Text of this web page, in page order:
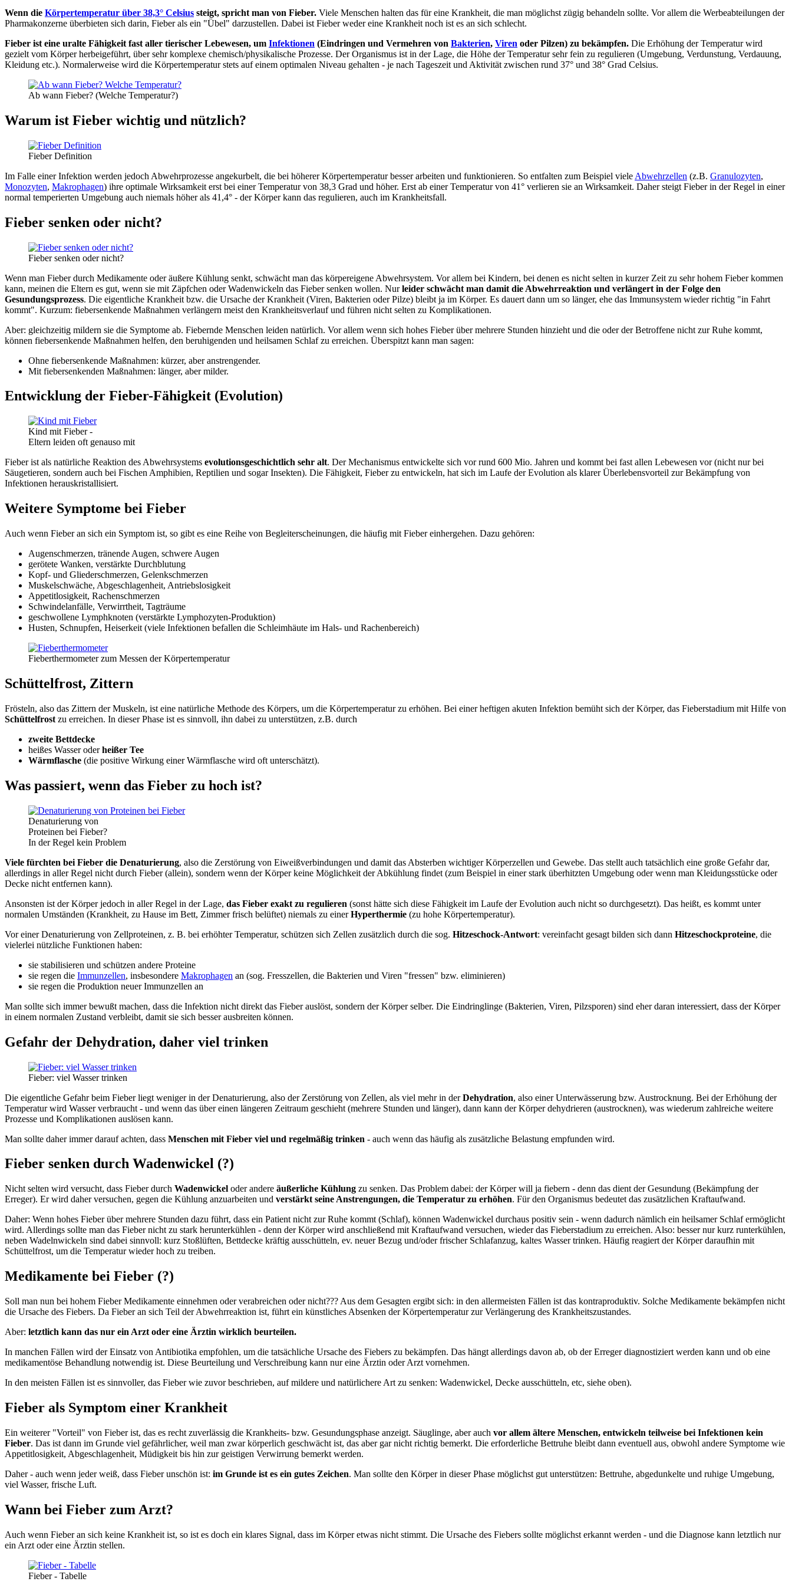
Wenn die Körpertemperatur über 38,3° Celsius steigt, spricht man von Fieber. Viele Menschen halten das für eine Krankheit, die man möglichst zügig behandeln sollte. Vor allem die Werbeabteilungen der
Pharmakonzerne überbieten sich darin, Fieber als ein "Übel" darzustellen. Dabei ist Fieber weder eine Krankheit noch ist es an sich schlecht.
Fieber ist eine uralte Fähigkeit fast aller tierischer Lebewesen, um Infektionen (Eindringen und Vermehren von Bakterien, Viren oder Pilzen) zu bekämpfen. Die Erhöhung der Temperatur wird
gezielt vom Körper herbeigeführt, über sehr komplexe chemisch/physikalische Prozesse. Der Organismus ist in der Lage, die Höhe der Temperatur sehr fein zu regulieren (Umgebung, Verdunstung, Verdauung,
Kleidung etc.). Normalerweise wird die Körpertemperatur stets auf einem optimalen Niveau gehalten - je nach Tageszeit und Aktivität zwischen rund 37° und 38° Grad Celsius.
Ab wann Fieber? (Welche Temperatur?)
Warum ist Fieber wichtig und nützlich?
Fieber Definition
Im Falle einer Infektion werden jedoch Abwehrprozesse angekurbelt, die bei höherer Körpertemperatur besser arbeiten und funktionieren. So entfalten zum Beispiel viele Abwehrzellen (z.B. Granulozyten,
Monozyten, Makrophagen) ihre optimale Wirksamkeit erst bei einer Temperatur von 38,3 Grad und höher. Erst ab einer Temperatur von 41° verlieren sie an Wirksamkeit. Daher steigt Fieber in der Regel in einer
normal temperierten Umgebung auch niemals höher als 41,4° - der Körper kann das regulieren, auch im Krankheitsfall.
Fieber senken oder nicht?
Fieber senken oder nicht?
Wenn man Fieber durch Medikamente oder äußere Kühlung senkt, schwächt man das körpereigene Abwehrsystem. Vor allem bei Kindern, bei denen es nicht selten in kurzer Zeit zu sehr hohem Fieber kommen
kann, meinen die Eltern es gut, wenn sie mit Zäpfchen oder Wadenwickeln das Fieber senken wollen. Nurleider schwächt man damit die Abwehrreaktion und verlängert in der Folge den
Gesundungsprozess. Die eigentliche Krankheit bzw. die Ursache der Krankheit (Viren, Bakterien oder Pilze) bleibt ja im Körper. Es dauert dann um so länger, ehe das Immunsystem wieder richtig "in Fahrt
kommt". Kurzum: fiebersenkende Maßnahmen verlängern meist den Krankheitsverlauf und führen nicht selten zu Komplikationen.
Aber: gleichzeitig mildern sie die Symptome ab. Fiebernde Menschen leiden natürlich. Vor allem wenn sich hohes Fieber über mehrere Stunden hinzieht und die oder der Betroffene nicht zur Ruhe kommt,
können fiebersenkende Maßnahmen helfen, den beruhigenden und heilsamen Schlaf zu erreichen. Überspitzt kann man sagen:
Ohne fiebersenkende Maßnahmen: kürzer, aber anstrengender.
Mit fiebersenkenden Maßnahmen: länger, aber milder.
Entwicklung der Fieber-Fähigkeit (Evolution)
Kind mit Fieber -
Eltern leiden oft genauso mit
Fieber ist als natürliche Reaktion des Abwehrsystems evolutionsgeschichtlich sehr alt. Der Mechanismus entwickelte sich vor rund 600 Mio. Jahren und kommt bei fast allen Lebewesen vor (nicht nur bei
Säugetieren, sondern auch bei Fischen Amphibien, Reptilien und sogar Insekten). Die Fähigkeit, Fieber zu entwickeln, hat sich im Laufe der Evolution als klarer Überlebensvorteil zur Bekämpfung von
Infektionen herauskristallisiert.
Weitere Symptome bei Fieber
Auch wenn Fieber an sich ein Symptom ist, so gibt es eine Reihe von Begleiterscheinungen, die häufig mit Fieber einhergehen. Dazu gehören:
Augenschmerzen, tränende Augen, schwere Augen
gerötete Wanken, verstärkte Durchblutung
Kopf- und Gliederschmerzen, Gelenkschmerzen
Muskelschwäche, Abgeschlagenheit, Antriebslosigkeit
Appetitlosigkeit, Rachenschmerzen
Schwindelanfälle, Verwirrtheit, Tagträume
geschwollene Lymphknoten (verstärkte Lymphozyten-Produktion)
Husten, Schnupfen, Heiserkeit (viele Infektionen befallen die Schleimhäute im Hals- und Rachenbereich)
Fieberthermometer zum Messen der Körpertemperatur
Schüttelfrost, Zittern
Frösteln, also das Zittern der Muskeln, ist eine natürliche Methode des Körpers, um die Körpertemperatur zu erhöhen. Bei einer heftigen akuten Infektion bemüht sich der Körper, das Fieberstadium mit Hilfe von
Schüttelfrost zu erreichen. In dieser Phase ist es sinnvoll, ihn dabei zu unterstützen, z.B. durch
zweite Bettdecke
heißes Wasser oderheißer Tee
Wärmflasche (die positive Wirkung einer Wärmflasche wird oft unterschätzt).
Was passiert, wenn das Fieber zu hoch ist?
Denaturierung von
Proteinen bei Fieber?
In der Regel kein Problem
Viele fürchten bei Fieber die Denaturierung, also die Zerstörung von Eiweißverbindungen und damit das Absterben wichtiger Körperzellen und Gewebe. Das stellt auch tatsächlich eine große Gefahr dar,
allerdings in aller Regel nicht durch Fieber (allein), sondern wenn der Körper keine Möglichkeit der Abkühlung findet (zum Beispiel in einer stark überhitzten Umgebung oder wenn man Kleidungsstücke oder
Decke nicht entfernen kann).
Ansonsten ist der Körper jedoch in aller Regel in der Lage, das Fieber exakt zu regulieren (sonst hätte sich diese Fähigkeit im Laufe der Evolution auch nicht so durchgesetzt). Das heißt, es kommt unter
normalen Umständen (Krankheit, zu Hause im Bett, Zimmer frisch belüftet) niemals zu einerHyperthermie (zu hohe Körpertemperatur).
Vor einer Denaturierung von Zellproteinen, z. B. bei erhöhter Temperatur, schützen sich Zellen zusätzlich durch die sog. Hitzeschock-Antwort: vereinfacht gesagt bilden sich dann Hitzeschockproteine, die
vielerlei nützliche Funktionen haben:
sie stabilisieren und schützen andere Proteine
sie regen die Immunzellen, insbesondere Makrophagen an (sog. Fresszellen, die Bakterien und Viren "fressen" bzw. eliminieren)
sie regen die Produktion neuer Immunzellen an
Man sollte sich immer bewußt machen, dass die Infektion nicht direkt das Fieber auslöst, sondern der Körper selber. Die Eindringlinge (Bakterien, Viren, Pilzsporen) sind eher daran interessiert, dass der Körper
in einem normalen Zustand verbleibt, damit sie sich besser ausbreiten können.
Gefahr der Dehydration, daher viel trinken
Fieber: viel Wasser trinken
Die eigentliche Gefahr beim Fieber liegt weniger in der Denaturierung, also der Zerstörung von Zellen, als viel mehr in derDehydration, also einer Unterwässerung bzw. Austrocknung. Bei der Erhöhung der
Temperatur wird Wasser verbraucht - und wenn das über einen längeren Zeitraum geschieht (mehrere Stunden und länger), dann kann der Körper dehydrieren (austrocknen), was wiederum zahlreiche weitere
Prozesse und Komplikationen auslösen kann.
Man sollte daher immer darauf achten, dass Menschen mit Fieber viel und regelmäßig trinken - auch wenn das häufig als zusätzliche Belastung empfunden wird.
Fieber senken durch Wadenwickel (?)
Nicht selten wird versucht, dass Fieber durch Wadenwickel oder andere äußerliche Kühlung zu senken. Das Problem dabei: der Körper will ja fiebern - denn das dient der Gesundung (Bekämpfung der
Erreger). Er wird daher versuchen, gegen die Kühlung anzuarbeiten und verstärkt seine Anstrengungen, die Temperatur zu erhöhen. Für den Organismus bedeutet das zusätzlichen Kraftaufwand.
Daher: Wenn hohes Fieber über mehrere Stunden dazu führt, dass ein Patient nicht zur Ruhe kommt (Schlaf), können Wadenwickel durchaus positiv sein - wenn dadurch nämlich ein heilsamer Schlaf ermöglicht
wird. Allerdings sollte man das Fieber nicht zu stark herunterkühlen - denn der Körper wird anschließend mit Kraftaufwand versuchen, wieder das Fieberstadium zu erreichen. Also: besser nur kurz runterkühlen,
neben Wadelnwickeln sind dabei sinnvoll: kurz Stoßlüften, Bettdecke kräftig ausschütteln, ev. neuer Bezug und/oder frischer Schlafanzug, kaltes Wasser trinken. Häufig reagiert der Körper daraufhin mit
Schüttelfrost, um die Temperatur wieder hoch zu treiben.
Medikamente bei Fieber (?)
Soll man nun bei hohem Fieber Medikamente einnehmen oder verabreichen oder nicht??? Aus dem Gesagten ergibt sich: in den allermeisten Fällen ist das kontraproduktiv. Solche Medikamente bekämpfen nicht
die Ursache des Fiebers. Da Fieber an sich Teil der Abwehrreaktion ist, führt ein künstliches Absenken der Körpertemperatur zur Verlängerung des Krankheitszustandes.
Aber: letztlich kann das nur ein Arzt oder eine Ärztin wirklich beurteilen.
In manchen Fällen wird der Einsatz von Antibiotika empfohlen, um die tatsächliche Ursache des Fiebers zu bekämpfen. Das hängt allerdings davon ab, ob der Erreger diagnostiziert werden kann und ob eine
medikamentöse Behandlung notwendig ist. Diese Beurteilung und Verschreibung kann nur eine Ärztin oder Arzt vornehmen.
In den meisten Fällen ist es sinnvoller, das Fieber wie zuvor beschrieben, auf mildere und natürlichere Art zu senken: Wadenwickel, Decke ausschütteln, etc, siehe oben).
Fieber als Symptom einer Krankheit
Ein weiterer "Vorteil" von Fieber ist, das es recht zuverlässig die Krankheits- bzw. Gesundungsphase anzeigt. Säuglinge, aber auch vor allem ältere Menschen, entwickeln teilweise bei Infektionen kein
Fieber. Das ist dann im Grunde viel gefährlicher, weil man zwar körperlich geschwächt ist, das aber gar nicht richtig bemerkt. Die erforderliche Bettruhe bleibt dann eventuell aus, obwohl andere Symptome wie
Appetitlosigkeit, Abgeschlagenheit, Müdigkeit bis hin zur geistigen Verwirrung bemerkt werden.
Daher - auch wenn jeder weiß, dass Fieber unschön ist: im Grunde ist es ein gutes Zeichen. Man sollte den Körper in dieser Phase möglichst gut unterstützen: Bettruhe, abgedunkelte und ruhige Umgebung,
viel Wasser, frische Luft.
Wann bei Fieber zum Arzt?
Auch wenn Fieber an sich keine Krankheit ist, so ist es doch ein klares Signal, dass im Körper etwas nicht stimmt. Die Ursache des Fiebers sollte möglichst erkannt werden - und die Diagnose kann letztlich nur
ein Arzt oder eine Ärztin stellen.
Fieber - Tabelle